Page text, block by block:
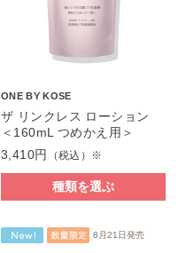
ONE BY KOSE
ザ リンクレス ローション
＜160mL つめかえ用＞
3,410円
（税込）※
種類を選ぶ
8月21日発売